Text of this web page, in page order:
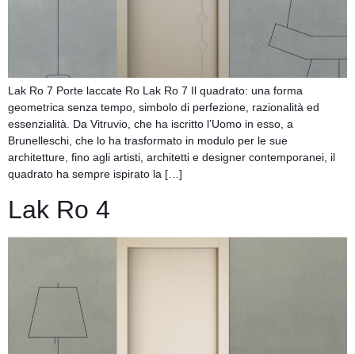
Lak Ro 7 Porte laccate Ro Lak Ro 7 Il quadrato: una forma
geometrica senza tempo, simbolo di perfezione, razionalità ed
essenzialità. Da Vitruvio, che ha iscritto l’Uomo in esso, a
Brunelleschi, che lo ha trasformato in modulo per le sue
architetture, fino agli artisti, architetti e designer contemporanei, il
quadrato ha sempre ispirato la […]
Lak Ro 4